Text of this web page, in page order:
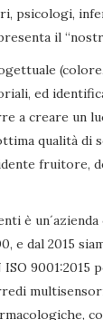
psicologi,
il
ed
a creare un
qualità di
fruitore,
è
e dal 2015
9001:2015